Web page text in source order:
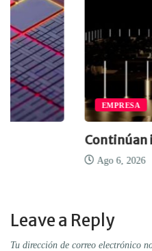
EMPRESA
Continúan
Ago 6, 2026
Leave a Reply
Tu dirección de correo electrónico